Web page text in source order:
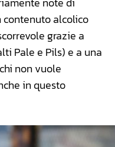
contenuto alcolico
grazie a
Pale e Pils) e a una
non vuole
in questo